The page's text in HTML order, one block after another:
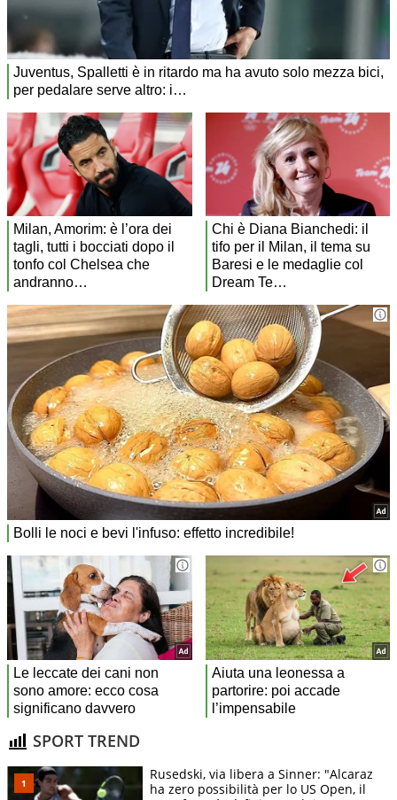
SPORT TREND
Rusedski, via libera a Sinner: "Alcaraz
ha zero possibilità per lo US Open, il